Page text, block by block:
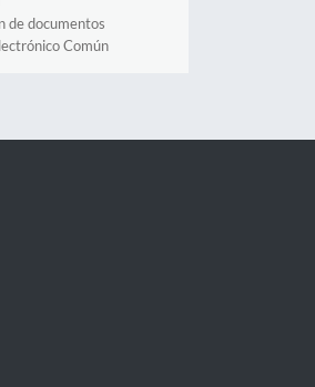
de documentos
Común